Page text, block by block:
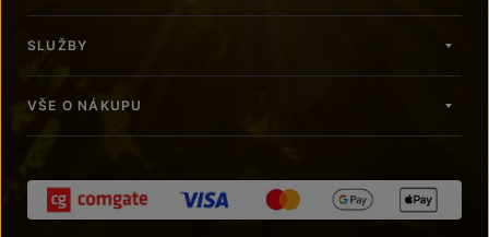
SLUŽBY
VŠE O NÁKUPU